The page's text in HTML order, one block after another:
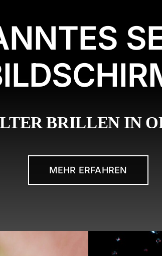
BRILLEN IN
MEHR ERFAHREN